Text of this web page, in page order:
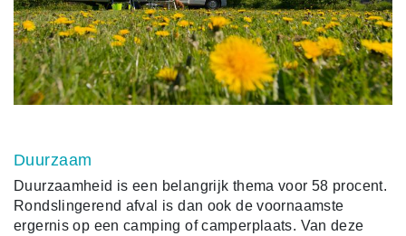
Duurzaam
Duurzaamheid is een belangrijk thema voor 58 procent.
Rondslingerend afval is dan ook de voornaamste
ergernis op een camping of camperplaats. Van deze